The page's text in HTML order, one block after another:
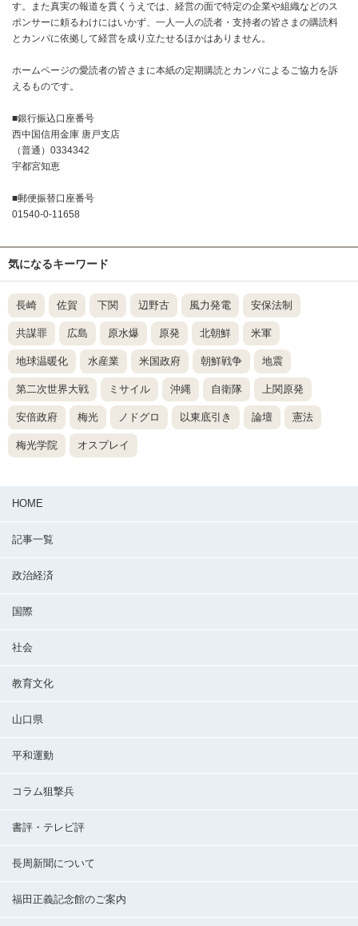
す。また真実の報道を貫くうえでは、経営の面で特定の企業や組織などのス
ポンサーに頼るわけにはいかず、一人一人の読者・支持者の皆さまの購読料
とカンパに依拠して経営を成り立たせるほかはありません。
ホームページの愛読者の皆さまに本紙の定期購読とカンパによるご協力を訴
えるものです。
■銀行振込口座番号
西中国信用金庫 唐戸支店
（普通）0334342
宇都宮知恵
■郵便振替口座番号
01540-0-11658
気になるキーワード
長崎 佐賀 下関 辺野古 風力発電 安保法制
共謀罪 広島 原水爆 原発 北朝鮮 米軍
地球温暖化 水産業 米国政府 朝鮮戦争 地震
第二次世界大戦 ミサイル 沖縄 自衛隊 上関原発
安倍政府 梅光 ノドグロ 以東底引き 論壇 憲法
梅光学院 オスプレイ
HOME
記事一覧
政治経済
国際
社会
教育文化
山口県
平和運動
コラム狙撃兵
書評・テレビ評
長周新聞について
福田正義記念館のご案内